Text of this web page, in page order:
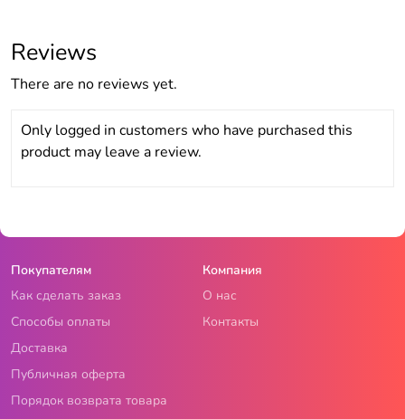
Reviews
There are no reviews yet.
Only logged in customers who have purchased this
product may leave a review.
Покупателям
Как сделать заказ
Способы оплаты
Доставка
Публичная оферта
Порядок возврата товара
Компания
О нас
Контакты